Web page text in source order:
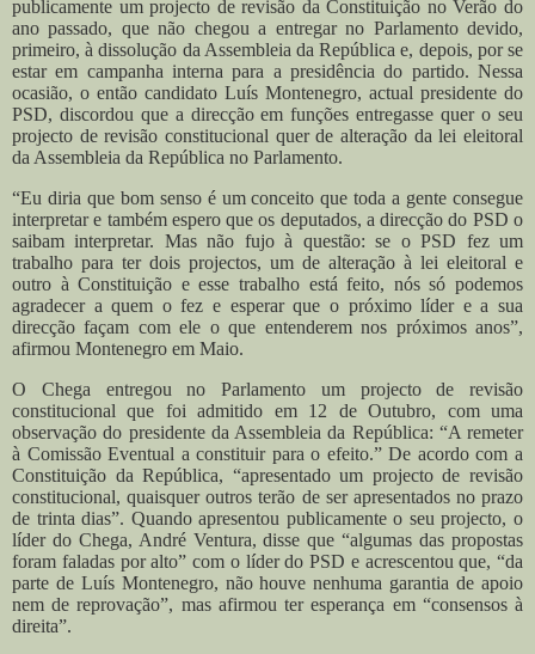
publicamente um projecto de revisão da Constituição no Verão do
ano passado, que não chegou a entregar no Parlamento devido,
primeiro, à dissolução da Assembleia da República e, depois, por se
estar em campanha interna para a presidência do partido. Nessa
ocasião, o então candidato Luís Montenegro, actual presidente do
PSD, discordou que a direcção em funções entregasse quer o seu
projecto de revisão constitucional quer de alteração da lei eleitoral
da Assembleia da República no Parlamento.
“Eu diria que bom senso é um conceito que toda a gente consegue
interpretar e também espero que os deputados, a direcção do PSD o
saibam interpretar. Mas não fujo à questão: se o PSD fez um
trabalho para ter dois projectos, um de alteração à lei eleitoral e
outro à Constituição e esse trabalho está feito, nós só podemos
agradecer a quem o fez e esperar que o próximo líder e a sua
direcção façam com ele o que entenderem nos próximos anos”,
afirmou Montenegro em Maio.
O Chega entregou no Parlamento um projecto de revisão
constitucional que foi admitido em 12 de Outubro, com uma
observação do presidente da Assembleia da República: “A remeter
à Comissão Eventual a constituir para o efeito.” De acordo com a
Constituição da República, “apresentado um projecto de revisão
constitucional, quaisquer outros terão de ser apresentados no prazo
de trinta dias”. Quando apresentou publicamente o seu projecto, o
líder do Chega, André Ventura, disse que “algumas das propostas
foram faladas por alto” com o líder do PSD e acrescentou que, “da
parte de Luís Montenegro, não houve nenhuma garantia de apoio
nem de reprovação”, mas afirmou ter esperança em “consensos à
direita”.